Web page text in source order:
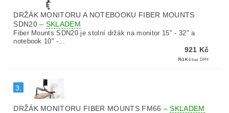
DRŽÁK MONITORU A NOTEBOOKU FIBER MOUNTS
SDN20– SKLADEM
Fiber Mounts SDN20 je stolní držák na monitor 15" - 32" a
notebook 10" -...
921 Kč
761 Kč bez DPH
3.
DRŽÁK MONITORU FIBER MOUNTS FM66 –SKLADEM